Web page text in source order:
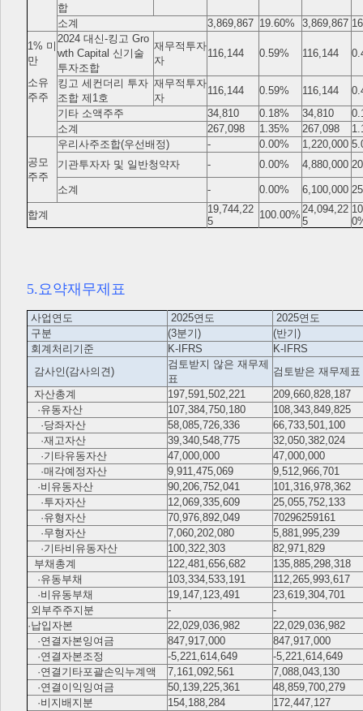
합
소계 3,869,867 19.60% 3,869,867
1% 미
만
2024 대신-킹고 Gro
wth Capital 신기술
투자조합
재무적투자
자
116,144 0.59% 116,144
소유
주주
킹고 세컨더리 투자
조합 제1호
재무적투자
자
116,144 0.59% 116,144
기타 소액주주
34,810 0.18% 34,810
소계
267,098 1.35% 267,098
공모
주주
우리사주조합(우선배정) - 0.00% 1,220,000
기관투자자 및 일반청약자
- 0.00% 4,880,000
소계 - 0.00% 6,100,000
합계
19,744,22
5
100.00% 24,094,22
5
5.요약재무제표
사업연도 2025연도
2025연도
구분
(3분기)
(반기)
회계처리기준
K-IFRS
K-IFRS
감사인(감사의견)
검토받지 않은 재무제
표
검토받은 재무제표
자산총계
197,591,502,221
209,660,828,187
·유동자산
107,384,750,180
108,343,849,825
·당좌자산
58,085,726,336
66,733,501,100
·재고자산
39,340,548,775
32,050,382,024
·기타유동자산
47,000,000
47,000,000
·매각예정자산
9,911,475,069
9,512,966,701
·비유동자산
90,206,752,041
101,316,978,362
·투자자산
12,069,335,609
25,055,752,133
·유형자산
70,976,892,049
70296259161
·무형자산
7,060,202,080
5,881,995,239
·기타비유동자산
100,322,303
82,971,829
부채총계
122,481,656,682
135,885,298,318
·유동부채
103,334,533,191
112,265,993,617
·비유동부채
19,147,123,491
23,619,304,701
외부주주지분
-
-
·납입자본
22,029,036,982
22,029,036,982
·연결자본잉여금
847,917,000
847,917,000
·연결자본조정
-5,221,614,649
-5,221,614,649
·연결기타포괄손익누계액
7,161,092,561
7,088,043,130
·연결이익잉여금
50,139,225,361
48,859,700,279
·비지배지분
154,188,284
172,447,127